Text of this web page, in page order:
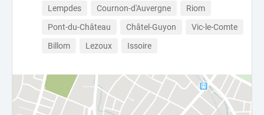
Lempdes
Cournon-d'Auvergne
Riom
Pont-du-Château
Châtel-Guyon
Vic-le-Comte
Billom
Lezoux Issoire